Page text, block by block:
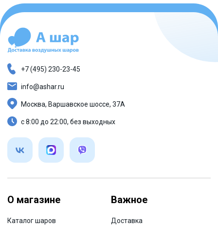
О магазине
Каталог шаров
Важное
Доставка
+7 (495) 230-23-45
info@ashar.ru
Москва, Варшавское шоссе, 37А
с 8:00 до 22:00, без выходных